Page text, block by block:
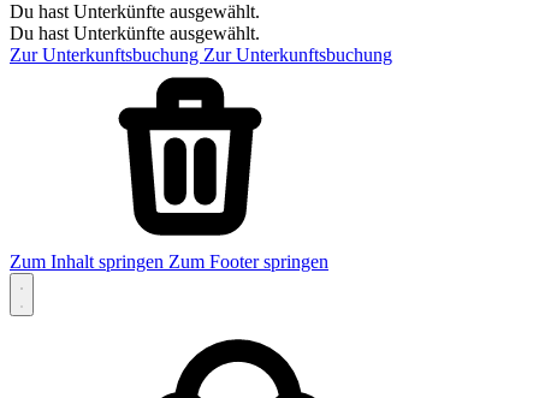
Du hast Unterkünfte ausgewählt.
Du hast Unterkünfte ausgewählt.
Zur Unterkunftsbuchung Zur Unterkunftsbuchung
Zum Inhalt springen Zum Footer springen